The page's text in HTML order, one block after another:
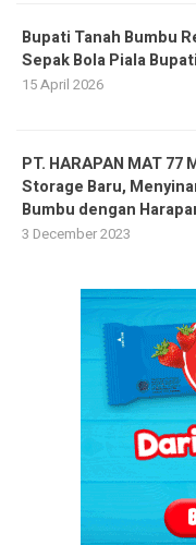
Bupati Tanah Bumbu
Sepak Bola Piala
15 April 2026
PT. HARAPAN MAT
Storage Baru,
Bumbu dengan
3 December 2023